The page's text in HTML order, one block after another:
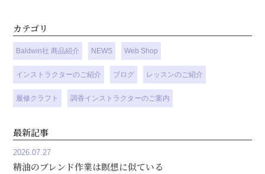
カテゴリ
Baldwin社 商品紹介 NEWS Web Shop
インストラクターのご紹介 ブログ レッスンのご紹介
履修クラフト 調香インストラクターのご案内
最新記事
2026.07.27
精油のブレンド作業は瞑想に似ている